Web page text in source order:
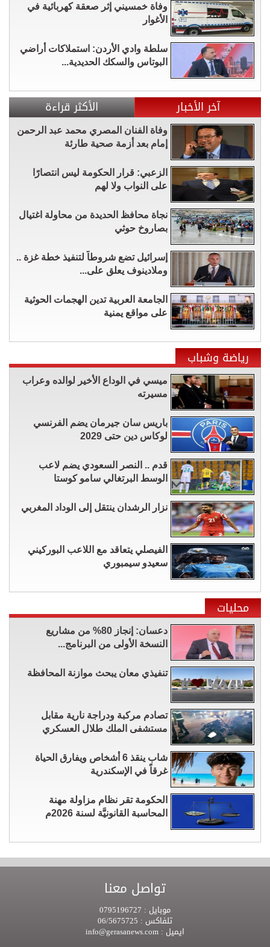
وفاة خمسيني إثر صعقة كهربائية في
الأغوار
سلطة وادي الأردن: استملاكات أراضي
البوتاس والسكك الحديدية...
آخر الأخبار الأكثر قراءة
وفاة الفنان المصري محمد عبد الرحمن
إمام بعد أزمة صحية طارئة
الزعبي: قرار الحكومة ليس انتصارًا
على النواب ولا لهم
نجاة محافظ الحديدة من محاولة اغتيال
بصاروخ حوثي
إسرائيل تضع شروطاً لتنفيذ خطة غزة ..
وملادينوف يعلق على...
الجامعة العربية تدين الهجمات الحوثية
على مواقع يمنية
رياضة وشباب
ميسي في الوداع الأخير لوالده وعراب
مسيرته
باريس سان جيرمان يضم الفرنسي
لوكاس دين حتى 2029
قدم .. النصر السعودي يضم لاعب
الوسط البرتغالي سامو كوستا
نزار الرشدان ينتقل إلى الوداد المغربي
الفيصلي يتعاقد مع اللاعب البوركيني
سعيدو سيمبوري
محليات
دعسان: إنجاز 80% من مشاريع
النسخة الأولى من البرنامج...
تنفيذي معان يبحث موازنة المحافظة
تصادم مركبة ودراجة نارية مقابل
مستشفى الملك طلال العسكري
شاب ينقذ 6 أشخاص ويفارق الحياة
غرقاً في الإسكندرية
الحكومة تقر نظام مزاولة مهنة
المحاسبة القانونيَّة لسنة 2026م
تواصل معنا
موبايل :
تلفاكس :
ايميل :